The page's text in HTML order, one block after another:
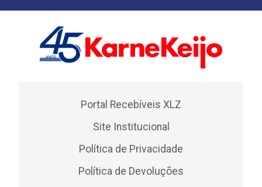
Portal Recebíveis XLZ
Site Institucional
Política de Privacidade
Política de Devoluções